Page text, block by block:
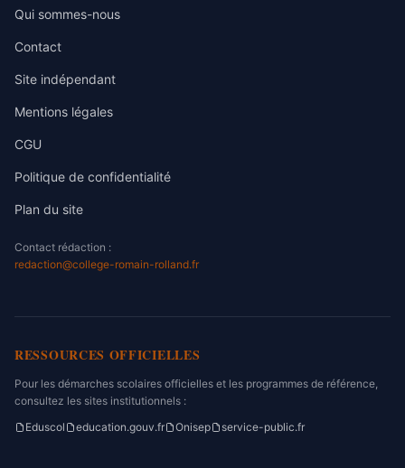
Qui sommes-nous
Contact
Site indépendant
Mentions légales
CGU
Politique de confidentialité
Plan du site
Contact rédaction :
redaction@college-romain-rolland.fr
RESSOURCES OFFICIELLES
Pour les démarches scolaires officielles et les programmes de référence,
consultez les sites institutionnels :
Eduscol
education.gouv.fr Onisep service-public.fr